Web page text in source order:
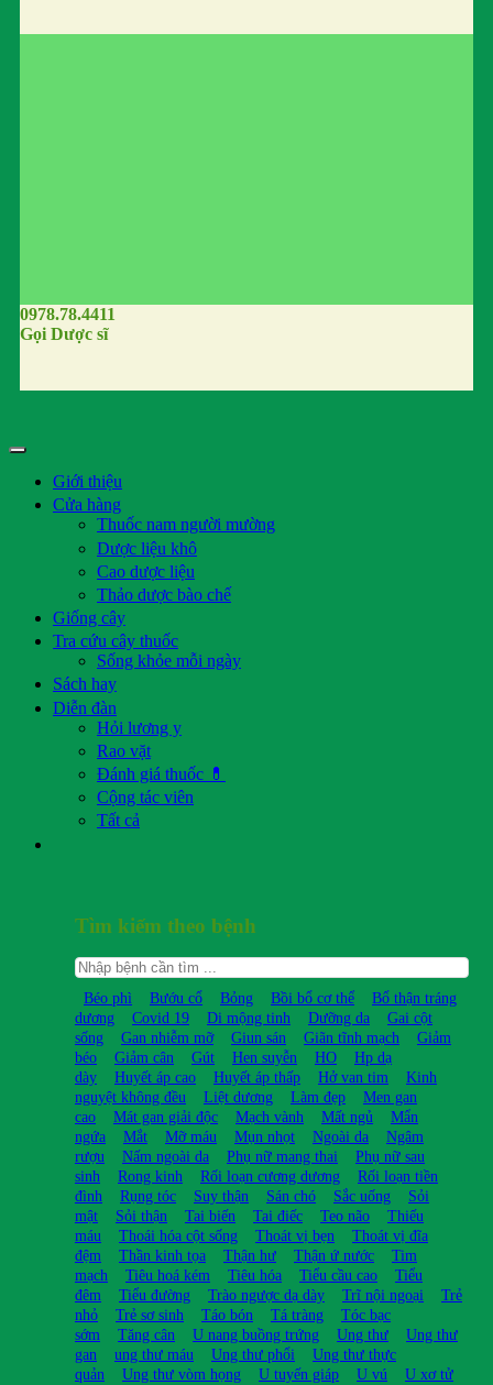
0978.78.4411
Gọi Dược sĩ
Giới thiệu
Cửa hàng
Thuốc nam người mường
Dược liệu khô
Cao dược liệu
Thảo dược bào chế
Giống cây
Tra cứu cây thuốc
Sống khỏe mỗi ngày
Sách hay
Diễn đàn
Hỏi lương y
Rao vặt
Đánh giá thuốc 💊
Cộng tác viên
Tất cả
Tìm kiếm theo bệnh
Béo phì Bướu cổ Bỏng Bồi bổ cơ thể
Bổ thận tráng
dương
Covid 19 Di mộng tinh Dưỡng da
Gai cột
sống
Gan nhiễm mỡ Giun sán Giãn tĩnh mạch
Giảm
béo
Giảm cân Gút Hen suyễn HO
Hp dạ
dày
Huyết áp cao Huyết áp thấp Hở van tim
Kinh
nguyệt không đều
Liệt dương Làm đẹp
Men gan
cao
Mát gan giải độc Mạch vành Mất ngủ
Mẩn
ngứa
Mắt Mỡ máu Mụn nhọt Ngoài da
Ngâm
rượu
Nấm ngoài da Phụ nữ mang thai
Phụ nữ sau
sinh
Rong kinh Rối loạn cương dương
Rối loạn tiền
đình
Rụng tóc Suy thận Sán chó Sắc uống
Sỏi
mật
Sỏi thận Tai biến Tai điếc Teo não
Thiếu
máu
Thoái hóa cột sống Thoát vị bẹn
Thoát vị đĩa
đệm
Thần kinh tọa Thận hư Thận ứ nước
Tim
mạch
Tiêu hoá kém Tiêu hóa Tiểu cầu cao
Tiểu
đêm
Tiểu đường Trào ngược dạ dày Trĩ nội ngoại
Trẻ
nhỏ
Trẻ sơ sinh Táo bón Tá tràng
Tóc bạc
sớm
Tăng cân U nang buồng trứng Ung thư
Ung thư
gan
ung thư máu Ung thư phổi
Ung thư thực
quản
Ung thư vòm họng U tuyến giáp U vú
U xơ tử